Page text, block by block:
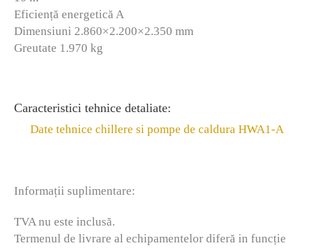
Eficiență energetică A
Dimensiuni 2.860×2.200×2.350 mm
Greutate 1.970 kg
Caracteristici tehnice detaliate:
Date tehnice chillere si pompe de caldura HWA1-A
Informații suplimentare:
TVA nu este inclusă.
Termenul de livrare al echipamentelor diferă in funcție